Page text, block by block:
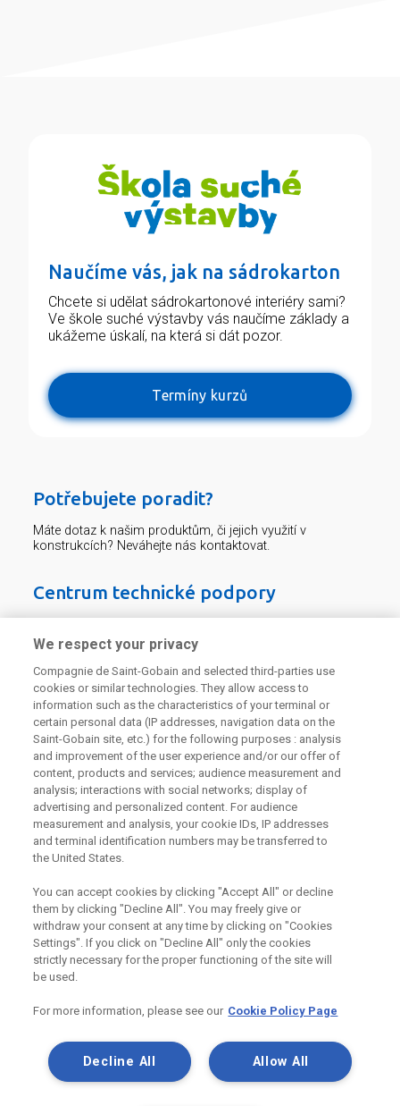
Naučíme vás, jak na sádrokarton
Chcete si udělat sádrokartonové interiéry sami?
Ve škole suché výstavby vás naučíme základy a
ukážeme úskalí, na která si dát pozor.
Termíny kurzů
Potřebujete poradit?
Máte dotaz k našim produktům, či jejich využití v
konstrukcích? Neváhejte nás kontaktovat.
Centrum technické podpory
Odebírejte náš newsletter
Užitečné odkazy
Souhlas se zpracováním osobních údajů a cookies
Souhlas se zpracováním osobních údajů k marketingovým
účelům
Saint-Gobain Construction Products
CZ a.s., IČ:25029673, se sídlem
Praha 8, Smrčkova 2485/4, PSČ 180
We respect your privacy
Compagnie de Saint-Gobain and selected third-parties use
cookies or similar technologies. They allow access to
information such as the characteristics of your terminal or
certain personal data (IP addresses, navigation data on the
Saint-Gobain site, etc.) for the following purposes : analysis
and improvement of the user experience and/or our offer of
content, products and services; audience measurement and
analysis; interactions with social networks; display of
advertising and personalized content. For audience
measurement and analysis, your cookie IDs, IP addresses
and terminal identification numbers may be transferred to
the United States.
You can accept cookies by clicking "Accept All" or decline
them by clicking "Decline All". You may freely give or
withdraw your consent at any time by clicking on "Cookies
Settings". If you click on "Decline All" only the cookies
strictly necessary for the proper functioning of the site will
be used.
For more information, please see our Cookie Policy Page
Allow All
Decline All